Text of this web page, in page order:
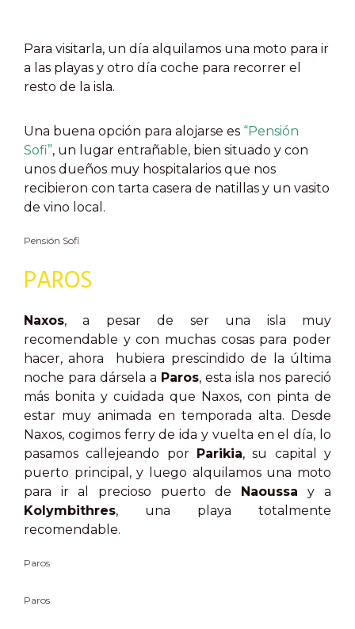
Para visitarla, un día alquilamos una moto para ir
a las playas y otro día coche para recorrer el
resto de la isla.
Una buena opción para alojarse es “Pensión
Sofi”, un lugar entrañable, bien situado y con
unos dueños muy hospitalarios que nos
recibieron con tarta casera de natillas y un vasito
de vino local.
Pensión Sofi
PAROS
Naxos, a pesar de ser una isla muy
recomendable y con muchas cosas para poder
hacer, ahora hubiera prescindido de la última
noche para dársela a Paros, esta isla nos pareció
más bonita y cuidada que Naxos, con pinta de
estar muy animada en temporada alta. Desde
Naxos, cogimos ferry de ida y vuelta en el día, lo
pasamos callejeando por Parikia, su capital y
puerto principal, y luego alquilamos una moto
para ir al precioso puerto de Naoussay a
Kolymbithres, una playa totalmente
recomendable.
Paros
Paros